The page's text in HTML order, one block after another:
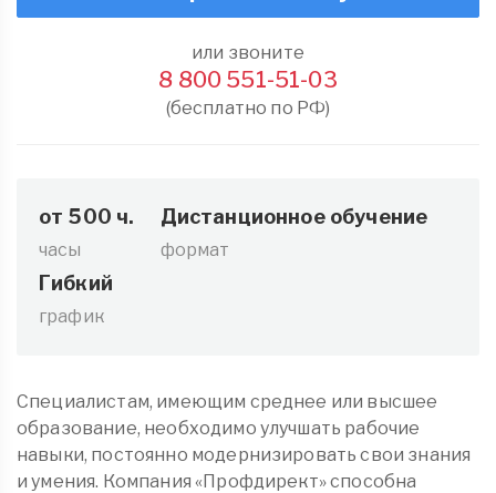
или звоните
8 800 551-51-03
(бесплатно по РФ)
от 500 ч.
часы
Дистанционное обучение
формат
Гибкий
график
Специалистам, имеющим среднее или высшее
образование, необходимо улучшать рабочие
навыки, постоянно модернизировать свои знания
и умения. Компания «Профдирект» способна